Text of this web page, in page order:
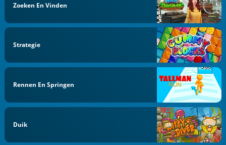
Zoeken En Vinden
Strategie
Rennen En Springen
Duik